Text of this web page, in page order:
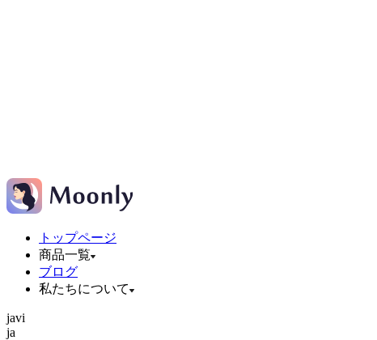
トップページ
商品一覧
ブログ
私たちについて
javi
ja